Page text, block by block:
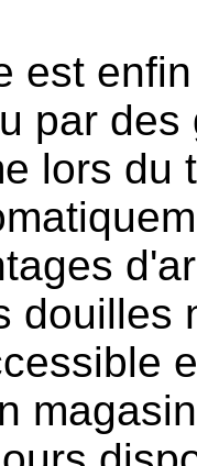
est
par
lors du
douilles